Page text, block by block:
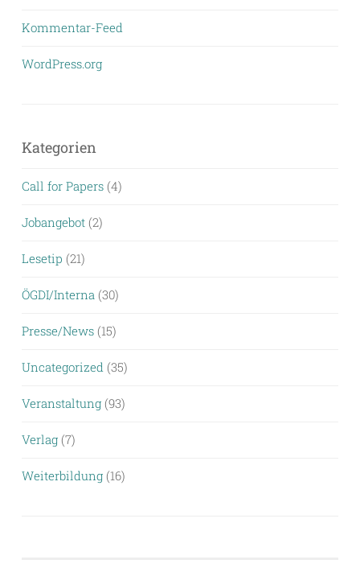
Kommentar-Feed
WordPress.org
Kategorien
Call for Papers (4)
Jobangebot (2)
Lesetip (21)
ÖGDI/Interna (30)
Presse/News (15)
Uncategorized (35)
Veranstaltung (93)
Verlag (7)
Weiterbildung (16)